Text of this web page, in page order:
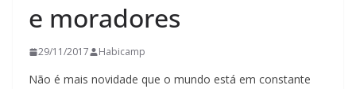
e moradores
29/11/2017 Habicamp
Não é mais novidade que o mundo está em constante